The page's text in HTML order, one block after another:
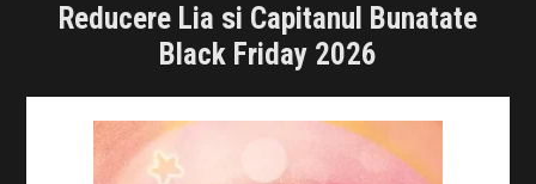
ÎNSCRIE MAGAZIN
LIVE BLOG
REDUCERI
Reducere Lia si Capitanul Bunatate
Black Friday 2026